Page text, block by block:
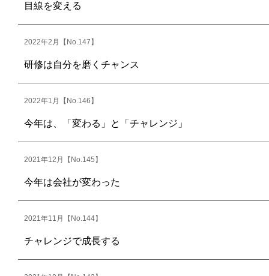
目線を変える
2022年2月【No.147】
研修は自分を磨くチャンス
2022年1月【No.146】
今年は、「変わる」と「チャレンジ」
2021年12月【No.145】
今年は会社が変わった
2021年11月【No.144】
チャレンジで成長する